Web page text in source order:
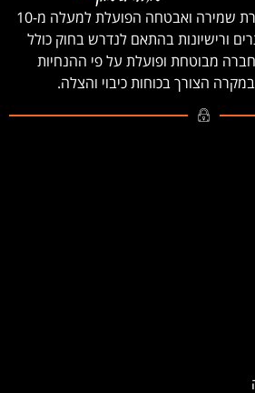
אלופים בביטחון הינה חברת שמירה ואבטחה הפועלת למעלה מ-10
ורישיונות בהתאם לנדרש בחוק כולל
מבוטחת ופועלת על פי ההנחיות
הצורך בכוחות כיבוי והצלה.